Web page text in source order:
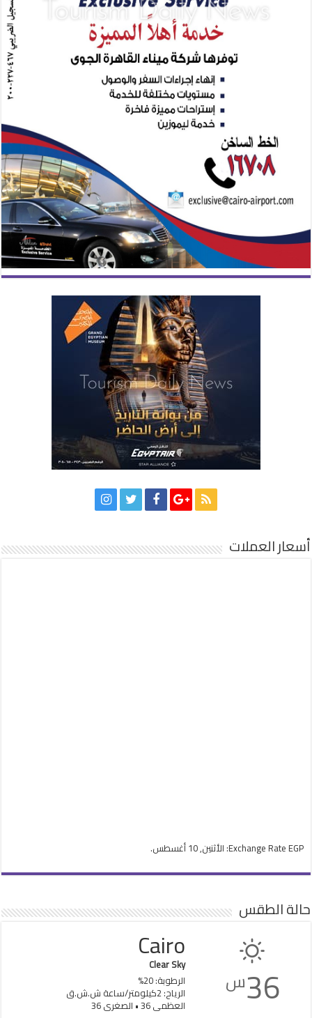
أسعار العملات
Exchange Rate EGP : الأثنين, 10 أغسطس.
حالة الطقس
36س
Cairo
Clear Sky
الرطوبة: 20%
الرياح: 2كيلومتر/ساعة ش.ش.ق‎
العظمى 36 • الصغرى 36